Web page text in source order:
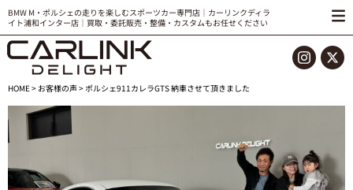
BMW M・ポルシェの走りを楽しむスポーツカー専門店｜カーリンクディラ
イト浦和インター店｜買取・委託販売・整備・カスタムもお任せください
HOME> お客様の声> ポルシェ911カレラGTS 納車させて頂きました